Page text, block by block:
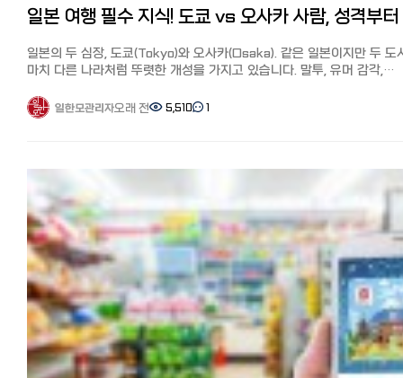
쇼핑몰과 SAZO(사조)에서 가격을 비교해 본 결과, SAZO(사조)가 가장
배송비 상품 가격 외에도 배송비·관세·수수료·환산 후 금액 등을 AI가
자동으로 계산해 확정 금액을 제시합니다.
+배송비 500엔에 구매했는데, 사조의 경우 현지 유통비 1,342엔+현지
배송비 350엔+국제 배송비 547엔+관세·세금 135엔-쿠폰 547엔으로
구매하는 것입니다.
SAZO(사조)의 사용법, 자세히 보려면 여기↓ 일본에서 한국제품 직구,
구매대행사이트 추천! 일본 온라인쇼핑몰보다 싼 SAZO(사조), 쿠폰
Amazon(아마존) 특징 일본 최대 규모의 온라인 쇼핑몰인 아마존에서도
한국 화장품이 계속해서 늘어나고 있습니다.
품목 구성이 한국 화장품 전문 온라인몰에 비하면 적지만, 일본 창고에서
발송이 많아 아마존 프라임을 이용하면 다음 날~2일 내에 도착하고
배송비가 저렴한 것이 가장 큰 특징입니다.
배송비 한 건의 주문 총액이 2,000엔 이상이면 무료 배송인 점포가
많습니다. 프라임 회원은 무료 배송입니다.
아마존에서 한국 화장품 확인하기
라쿠텐 시장 특징 라쿠텐 시장에서도 한국 화장품이 매년 늘어나고
정도로 다양하고 맛있는 길거리 음식의 천국입니다. 후쿠오카 (국물의 풍미):
진한 돈코츠 라멘과 모츠나베가 일품이며, 해산물이 신선하고 가격이 매
건강한 일본 전통 식문화를 깊이 있게 체험할 수 있습니다.
4. 기후와 날씨: 언제 떠나는 게 좋을까? 한달살기 시 날씨는 삶의 질을
좌우합니다.
도쿄: 사계절이 뚜렷하며 겨울에도 비교적 맑고 온화합니다. 오사카 & 교토:
내려가는 일이 드물어 겨울 한달살기에 가장 적합합니다.
5. 현지 분위기: 나의 성향과 맞는 도시는? 도쿄: "바쁘고 세련된 도시인의
삶". 인프라가 완벽하고 현대적인 문화를 선호하는 분들에게 최고의
선택입니다. 오사카: "활기차고 정겨운 이웃". 사람들과 소통하기 좋아하고
에너지가 넘치는 환경을 원한다면 오사카가 정답입니다. 후쿠오카:
"여유롭고 조용한 일상". 복잡한 대도시보다 바다와 자연이 가까운 곳에
느긋하게 지내고 싶은 분들에게 추천합니다. 교토: "전통과 사색의 시간".
고즈넉한 사찰과 골목을 거닐며 일본의 역사를 느끼고 싶은 분들에게
적합하지만, 넘치는 관광객은 감수해야 합니다.
총평: 나에게 맞는 도시 찾기 현대적인 인프라와 다양한 볼거리가
중요하다면? ➡ 도쿄 사람 냄새 나는 시장과 맛있는 음식, 가성비가
중요하다면? ➡ 오사카 가장 저렴한 비용으로 여유로운 생활을 즐기고
일본의 두 심장, 도쿄(Tokyo)와 오사카(Osaka). 같은 일본이지만 두 도
마치 다른 나라처럼 뚜렷한 개성을 가지고 있습니다. 말투, 유머 감각,
반드시 공감할 도쿄인과 오사카인의 7가지 결정적 차이를 정리해 드립
1. 역사적 배경: 무사의 도시 vs 상인의 도시 도쿄와 오사카의 기질 차
조용하고 정돈된 분위기가 강합니다. 오사카(나니와): 예로부터 '천하의
부엌'이라 불리던 상업 도시입니다. 실용적인 이익과 인간관계, 활발한
교류를 중시하는 상인 정신이 도시의 근간이 되었습니다. 2. 말투의 온도
차: 표준어 vs 관서벤(사투리) 도쿄: 표준어를 사용하며 어조가 부드럽고
정중합니다. 상대방과 일정한 거리를 유지하는 세련된 느낌을 줍니다.
오사카: '관서벤(칸사이벤)'이라 불리는 특유의 사투리를 씁니다. 억양이
강하고 리듬감이 있어 감정 표현이 풍부하고 훨씬 활기찬 인상을 줍니다.
예시 비교 도쿄: "そうですね (소데스네 / 그렇네요)" - 정중한 동의 오사카:
"そやな〜！ (소야나 / 그렇지~!)" - 친근한 맞장구 3. 인간관계와 대화
방식 도쿄 사람: 타인에게 폐를 끼치지 않는 '메이와쿠(迷惑)' 문화를
최우선으로 합니다. 처음엔 조심스럽고 경계하는 듯 보이지만, 한 번 쌓인
신뢰는 깊고 오래갑니다. 엘리베이터나 전철에서는 침묵이 기본 매너입
일한모관리자오래 전 5,510 1